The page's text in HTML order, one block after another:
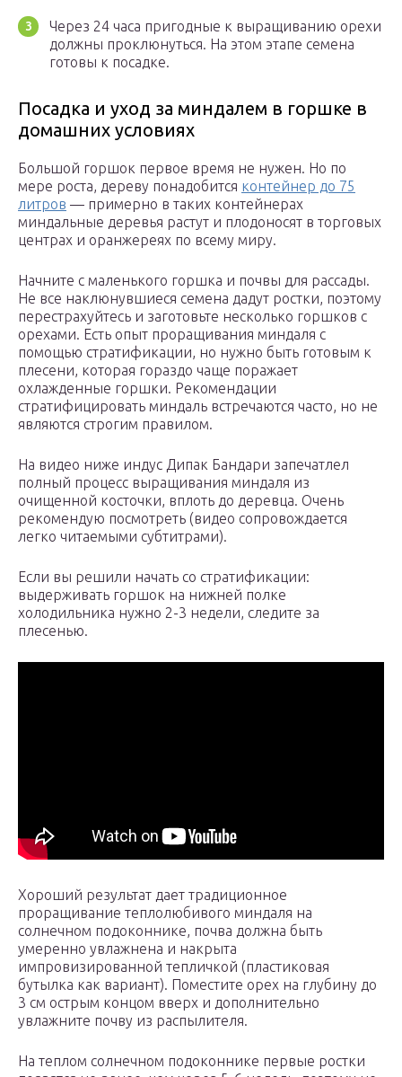
Через 24 часа пригодные к выращиванию орехи
должны проклюнуться. На этом этапе семена
готовы к посадке.
Посадка и уход за миндалем в горшке в
домашних условиях
Большой горшок первое время не нужен. Но по
мере роста, дереву понадобится контейнер до 75
литров — примерно в таких контейнерах
миндальные деревья растут и плодоносят в торговых
центрах и оранжереях по всему миру.
Начните с маленького горшка и почвы для рассады.
Не все наклюнувшиеся семена дадут ростки, поэтому
перестрахуйтесь и заготовьте несколько горшков с
орехами. Есть опыт проращивания миндаля с
помощью стратификации, но нужно быть готовым к
плесени, которая гораздо чаще поражает
охлажденные горшки. Рекомендации
стратифицировать миндаль встречаются часто, но не
являются строгим правилом.
На видео ниже индус Дипак Бандари запечатлел
полный процесс выращивания миндаля из
очищенной косточки, вплоть до деревца. Очень
рекомендую посмотреть (видео сопровождается
легко читаемыми субтитрами).
Если вы решили начать со стратификации:
выдерживать горшок на нижней полке
холодильника нужно 2-3 недели, следите за
плесенью.
Хороший результат дает традиционное
проращивание теплолюбивого миндаля на
солнечном подоконнике, почва должна быть
умеренно увлажнена и накрыта
импровизированной тепличкой (пластиковая
бутылка как вариант). Поместите орех на глубину до
3 см острым концом вверх и дополнительно
увлажните почву из распылителя.
На теплом солнечном подоконнике первые ростки